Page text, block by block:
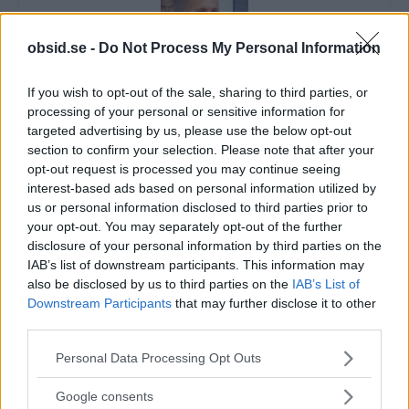
obsid.se - Do Not Process My Personal Information
If you wish to opt-out of the sale, sharing to third parties, or
processing of your personal or sensitive information for
targeted advertising by us, please use the below opt-out
section to confirm your selection. Please note that after your
opt-out request is processed you may continue seeing
interest-based ads based on personal information utilized by
us or personal information disclosed to third parties prior to
your opt-out. You may separately opt-out of the further
disclosure of your personal information by third parties on the
IAB’s list of downstream participants. This information may
also be disclosed by us to third parties on the IAB’s List of
Downstream Participants that may further disclose it to other
Please note that this website/app uses one or more Google
not limited to your visit or usage behaviour. You may click to
Personal Data Processing Opt Outs
Google consents
Sebastian
Allt från personlig utveckling till sköna sneakers är intressant!
Kvalitetstid för mig är en kall, ljus, amerikansk öl i solen på en
uteservering, gärna "i goda vänners lag" om man nu skall
slänga in något klyschigt också.
VECKANS MEST LÄSTA
Omoderna